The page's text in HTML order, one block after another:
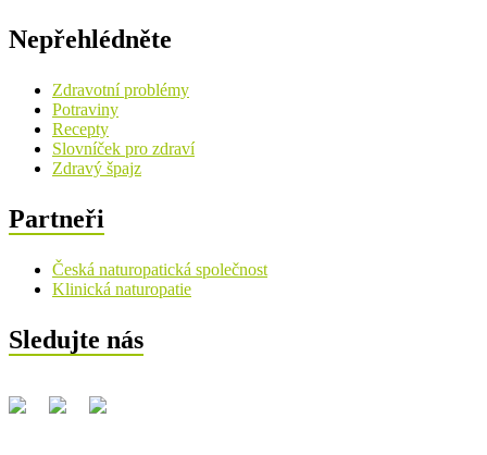
Nepřehlédněte
Zdravotní problémy
Potraviny
Recepty
Slovníček pro zdraví
Zdravý špajz
Partneři
Česká naturopatická společnost
Klinická naturopatie
Sledujte nás